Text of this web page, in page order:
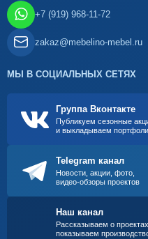
+7 (919) 968-11-72
zakaz@mebelino-mebel.ru
МЫ В СОЦИАЛЬНЫХ СЕТЯХ
Группа Вконтакте
Публикуем сезонные
и выкладываем
Telegram канал
Новости, акции, фото,
видео-обзоры проектов
Наш канал
Рассказываем о проектах,
показываем